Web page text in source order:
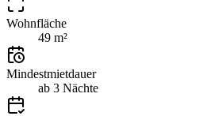
Wohnfläche
49 m²
Mindestmietdauer
ab 3 Nächte